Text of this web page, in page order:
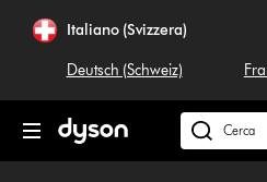
navigazioneItaliano (Svizzera)
Deutsch (Schweiz)
Cerca
su